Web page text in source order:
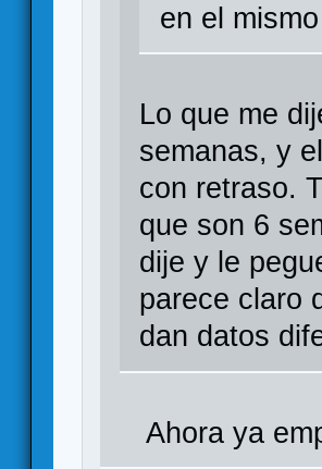
en el
Lo que me
semanas, y
con retraso.
que son 6
dije y le
parece claro
dan datos
Ahora ya